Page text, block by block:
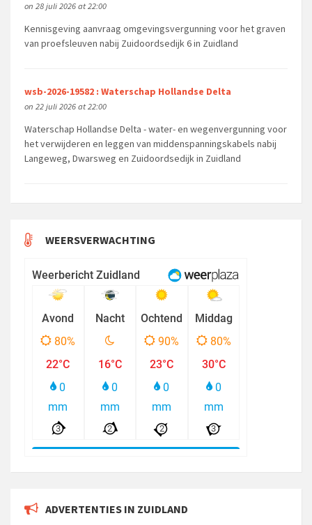
on 28 juli 2026 at 22:00
Kennisgeving aanvraag omgevingsvergunning voor het graven
van proefsleuven nabij Zuidoordsedijk 6 in Zuidland
wsb-2026-19582 : Waterschap Hollandse Delta
on 22 juli 2026 at 22:00
Waterschap Hollandse Delta - water- en wegenvergunning voor
het verwijderen en leggen van middenspanningskabels nabij
Langeweg, Dwarsweg en Zuidoordsedijk in Zuidland
WEERSVERWACHTING
ADVERTENTIES IN ZUIDLAND